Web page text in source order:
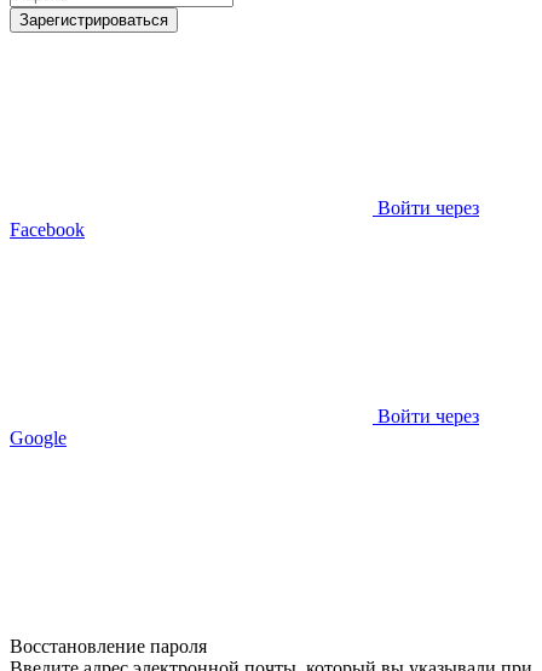
Зарегистрироваться
Войти через
Facebook
Войти через
Google
Восстановление пароля